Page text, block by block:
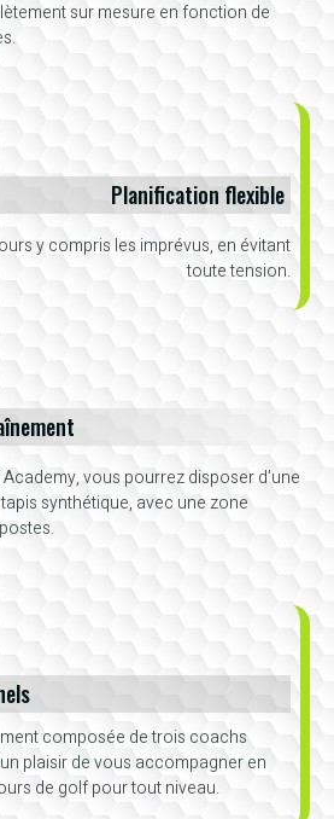
sur mesure en fonction de
Planification flexible
y compris les imprévus, en évitant
toute tension.
vous pourrez disposer d’une
synthétique, avec une zone
composée de trois coachs
plaisir de vous accompagner en
de golf pour tout niveau.